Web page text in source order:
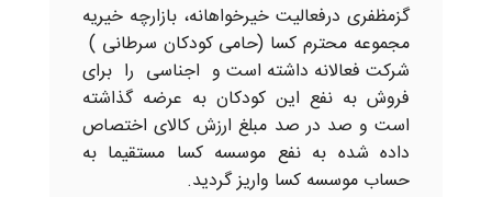
گزمظفری درفعالیت خیرخواهانه، بازارچه خیریه
مجموعه محترم کسا (حامی کودکان سرطانی )
شرکت فعالانه داشته است و اجناسی را برای
فروش به نفع این کودکان به عرضه گذاشته
است و صد در صد مبلغ ارزش کالای اختصاص
داده شده به نفع موسسه کسا مستقیما به
حساب موسسه کسا واریز گردید.